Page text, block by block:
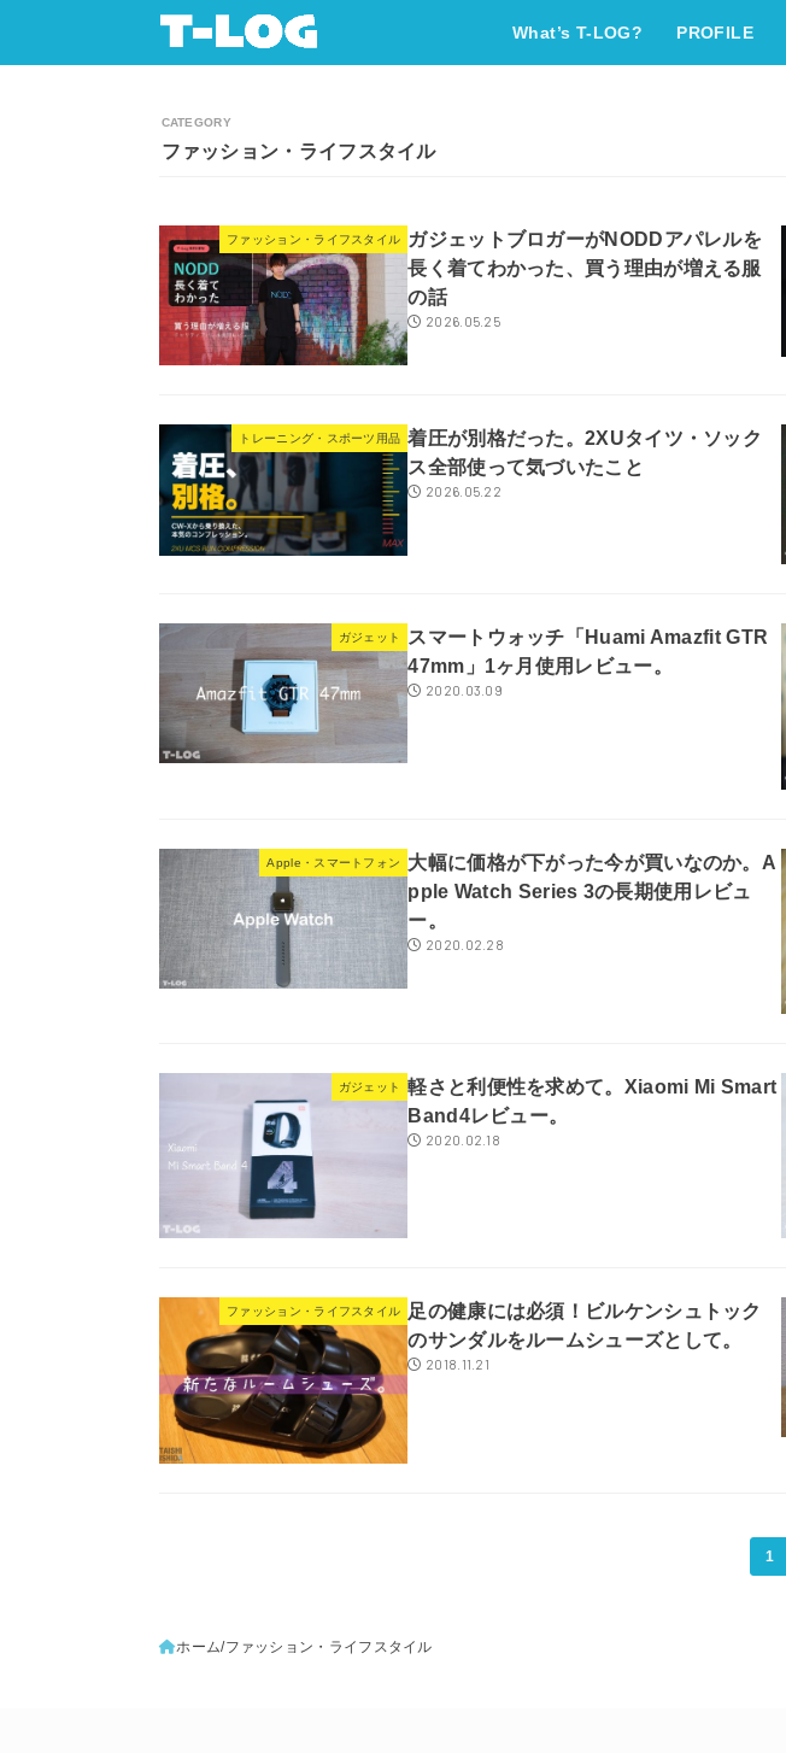
What’s T-LOG? PROFILE
ファッション・ライフスタイル
ファッション・ライフスタイル
ガジェットブロガーがNODDアパレルを
長く着てわかった、買う理由が増える服
の話
2026.05.25
トレーニング・スポーツ用品 着圧が別格だった。2XUタイツ・ソック
ス全部使って気づいたこと
2026.05.22
ガジェット
スマートウォッチ「Huami Amazfit GTR
47mm」1ヶ月使用レビュー。
2020.03.09
Apple・スマートフォン
大幅に価格が下がった今が買いなのか。A
pple Watch Series 3の長期使用レビュ
ー。
2020.02.28
ガジェット
軽さと利便性を求めて。Xiaomi Mi Smart
Band4レビュー。
2020.02.18
ファッション・ライフスタイル
足の健康には必須！ビルケンシュトック
のサンダルをルームシューズとして。
2018.11.21
1
ホーム ファッション・ライフスタイル